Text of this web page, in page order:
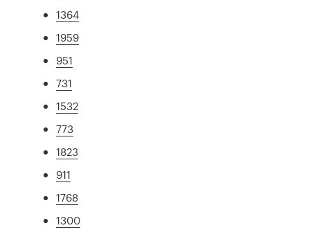
1364
1959
951
731
1532
773
1823
911
1768
1300